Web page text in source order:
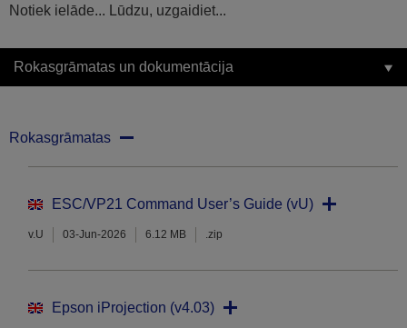
Notiek ielāde... Lūdzu, uzgaidiet...
Rokasgrāmatas un dokumentācija
Rokasgrāmatas
ESC/VP21 Command User’s Guide (vU)
v.U 03-Jun-2026 6.12 MB .zip
Epson iProjection (v4.03)